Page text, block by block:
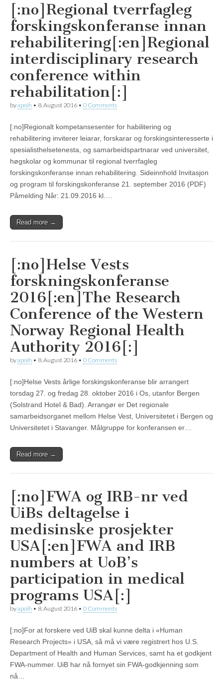
[:no]Regional tverrfagleg
forskingskonferanse innan
rehabilitering[:en]Regional
interdisciplinary research
conference within
rehabilitation[:]
byapoih • 8. August 2016 • 0 Comments
[:no]Regionalt kompetansesenter for habilitering og
rehabilitering inviterer leiarar, forskarar og forskingsinteresserte i
spesialisthelsetenesta, og samarbeidspartnarar ved universitet,
høgskolar og kommunar til regional tverrfagleg
forskingskonferanse innan rehabilitering. Sideinnhold ​Invitasjon
og program til forskingskonferanse 21. september 2016 (PDF)​
Påmelding Når: 21.09.2016 kl.…
Read more →
[:no]Helse Vests
forskningskonferanse
2016[:en]The Research
Conference of the Western
Norway Regional Health
Authority 2016[:]
byapoih • 8. August 2016 • 0 Comments
[:no]Helse Vests årlige forskingskonferanse blir arrangert
torsdag 27. og fredag 28. oktober 2016 i Os, utanfor Bergen
(Solstrand Hotel & Bad). Arrangør er Det regionale
samarbeidsorganet mellom Helse Vest, Universitetet i Bergen og
Universitetet i Stavanger. Målgruppe for konferansen er…
Read more →
[:no]FWA og IRB-nr ved
UiBs deltagelse i
medisinske prosjekter
USA[:en]FWA and IRB
numbers at UoB’s
participation in medical
programs USA[:]
byapoih • 8. August 2016 • 0 Comments
[:no]For at forskere ved UiB skal kunne delta i «Human
Research Projects» i USA, så må vi være registrert hos U.S.
Department of Health and Human Services, samt ha et godkjent
FWA-nummer. UiB har nå fornyet sin FWA-godkjenning som
nå…